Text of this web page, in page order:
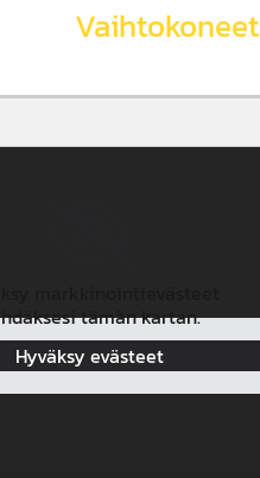
Vaihtokoneet
tämän kartan.
Hyväksy evästeet